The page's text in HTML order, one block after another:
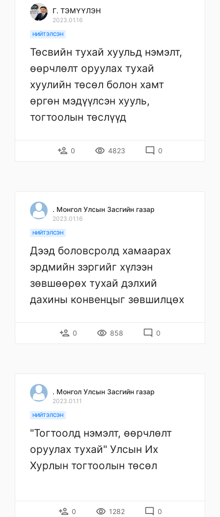
Г. ТЭМҮҮЛЭН
2023.01.16
НИЙТЭЛСЭН
Төсвийн тухай хуульд нэмэлт,
өөрчлөлт оруулах тухай
хуулийн төсөл болон хамт
өргөн мэдүүлсэн хууль,
тогтоолын төслүүд
person_add 0 remove_red_eye 4823 mode_comment 0
. Монгол Улсын Засгийн газар
2023.01.16
НИЙТЭЛСЭН
Дээд боловсролд хамаарах
эрдмийн зэргийг хүлээн
зөвшөөрөх тухай дэлхий
дахины конвенцыг зөвшилцөх
person_add 0 remove_red_eye 858 mode_comment 0
. Монгол Улсын Засгийн газар
2023.01.11
НИЙТЭЛСЭН
"Тогтоолд нэмэлт, өөрчлөлт
оруулах тухай" Улсын Их
Хурлын тогтоолын төсөл
person_add 0 remove_red_eye 1282 mode_comment 0